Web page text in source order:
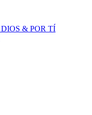
& POR TÍ